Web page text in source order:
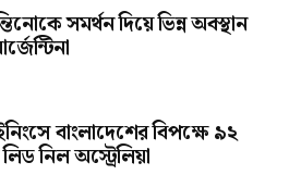
সমর্থন দিয়ে ভিন্ন অবস্থান
বাংলাদেশের বিপক্ষে ৯২
নিল অস্ট্রেলিয়া